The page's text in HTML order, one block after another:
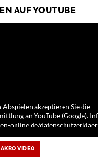
AUF YOUTUBE
Abspielen akzeptieren Sie die
an YouTube (Google).
online.de/
VIDEO